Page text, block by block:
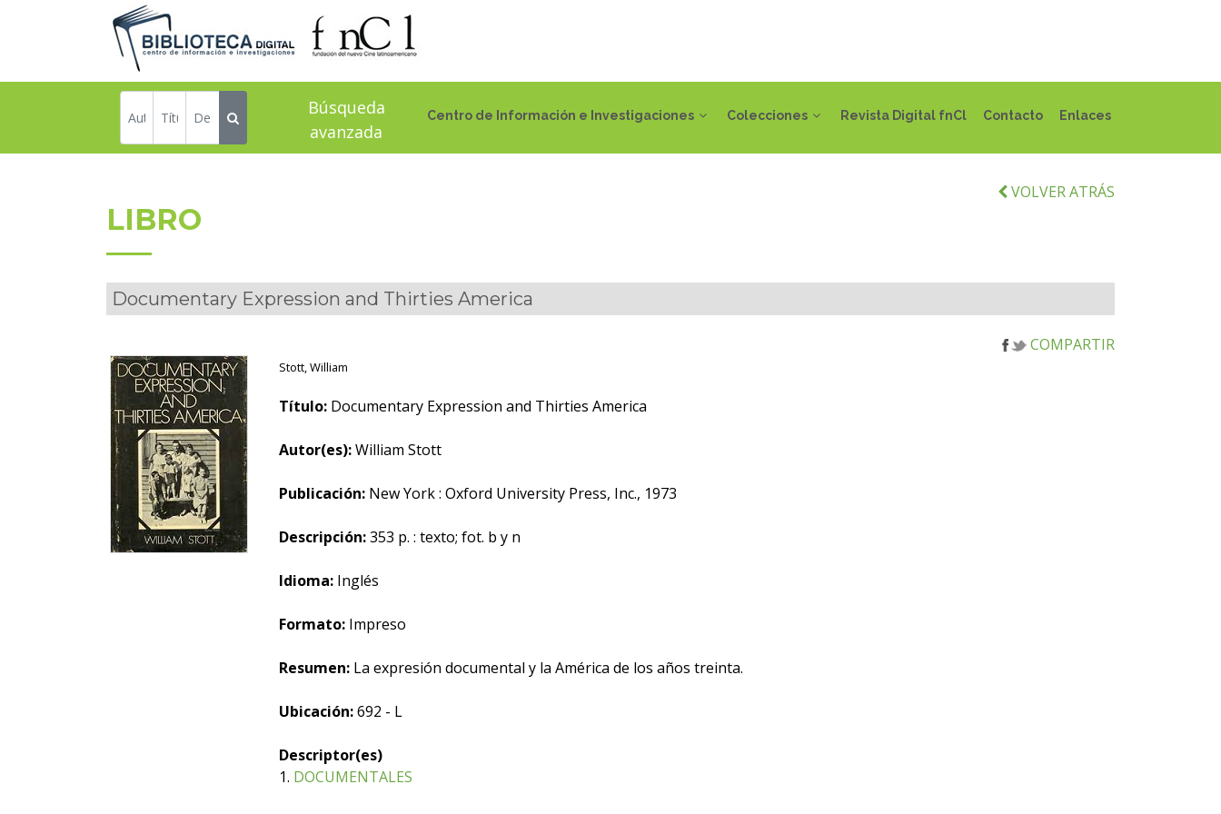
Centro de Información e Investigaciones Colecciones Revista Digital fnCl Contacto Enlaces
Búsqueda
avanzada
VOLVER ATRÁS
LIBRO
Documentary Expression and Thirties America
COMPARTIR
Stott, William
Título: Documentary Expression and Thirties America
Autor(es):William Stott
Publicación: New York : Oxford University Press, Inc., 1973
Descripción:353 p. : texto; fot. b y n
Idioma: Inglés
Formato: Impreso
Resumen: La expresión documental y la América de los años treinta.
Ubicación:692 - L
Descriptor(es)
1. DOCUMENTALES